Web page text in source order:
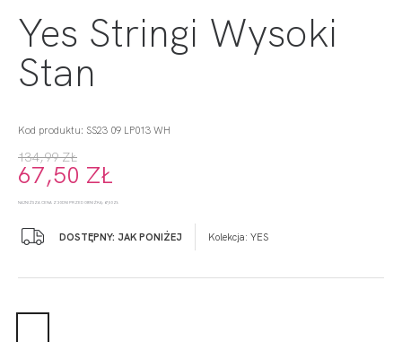
Yes Stringi Wysoki
Stan
Kod produktu: SS23 09 LP013 WH
134,99 ZŁ
67,50 ZŁ
NAJNIŻSZA CENA Z 30 DNI PRZED OBNIŻKĄ: 67,50 ZŁ
DOSTĘPNY: JAK PONIŻEJ Kolekcja: YES